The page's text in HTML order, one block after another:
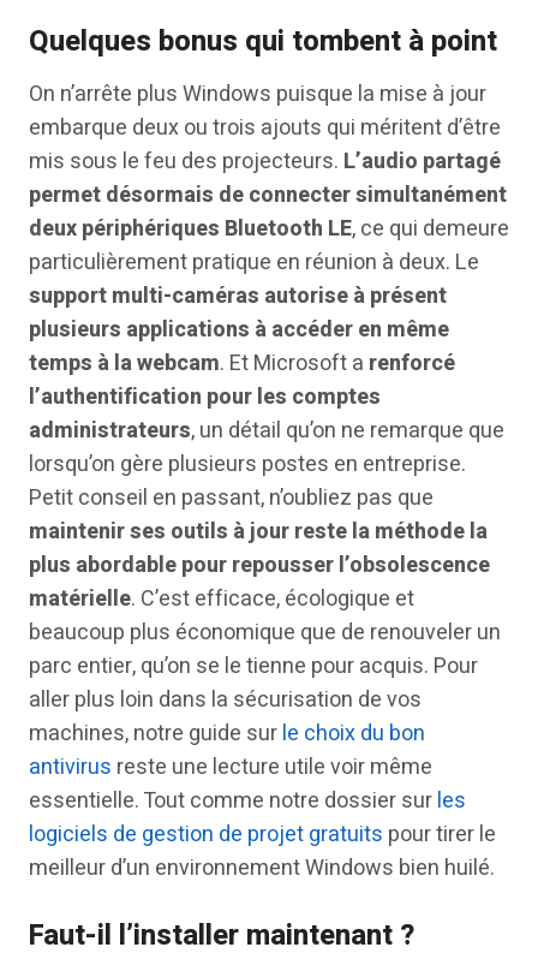
Quelques bonus qui tombent à point
On n’arrête plus Windows puisque la mise à jour
embarque deux ou trois ajouts qui méritent d’être
mis sous le feu des projecteurs. L’audio partagé
permet désormais de connecter simultanément
deux périphériques Bluetooth LE, ce qui demeure
particulièrement pratique en réunion à deux. Le
support multi-caméras autorise à présent
plusieurs applications à accéder en même
temps à la webcam. Et Microsoft a renforcé
l’authentification pour les comptes
administrateurs, un détail qu’on ne remarque que
lorsqu’on gère plusieurs postes en entreprise.
Petit conseil en passant, n’oubliez pas que
maintenir ses outils à jour reste la méthode la
plus abordable pour repousser l’obsolescence
matérielle. C’est efficace, écologique et
beaucoup plus économique que de renouveler un
parc entier, qu’on se le tienne pour acquis. Pour
aller plus loin dans la sécurisation de vos
machines, notre guide surle choix du bon
antivirus reste une lecture utile voir même
essentielle. Tout comme notre dossier surles
logiciels de gestion de projet gratuits pour tirer le
meilleur d’un environnement Windows bien huilé.
Faut-il l’installer maintenant ?